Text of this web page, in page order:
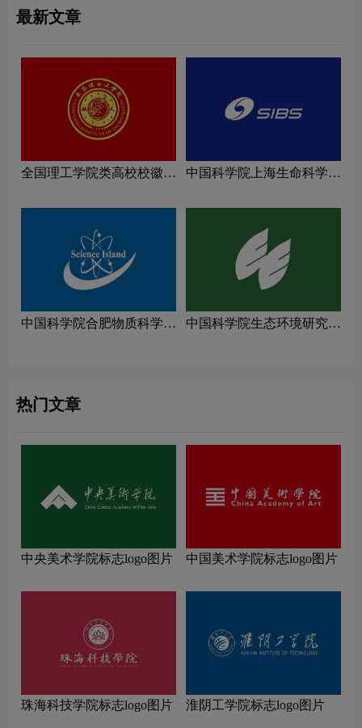
最新文章
全国理工学院类高校校徽设
中国科学院上海生命科学研
中国科学院合肥物质科学研
中国科学院生态环境研究中
热门文章
中央美术学院标志logo图片 中国美术学院标志logo图片
珠海科技学院标志logo图片 淮阴工学院标志logo图片